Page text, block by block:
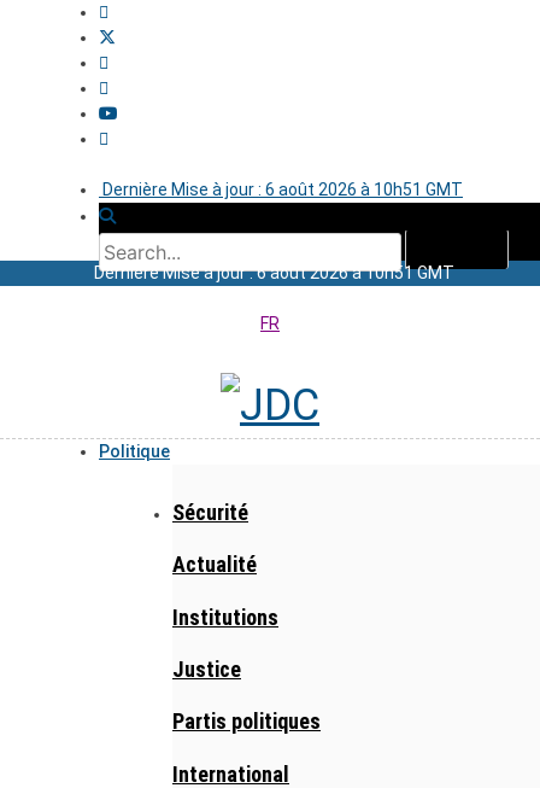
Dernière Mise à jour : 6 août 2026 à 10h51 GMT
Dernière Mise à jour : 6 août 2026 à 10h51 GMT
FR
Politique
Sécurité
Actualité
Institutions
Justice
Partis politiques
International